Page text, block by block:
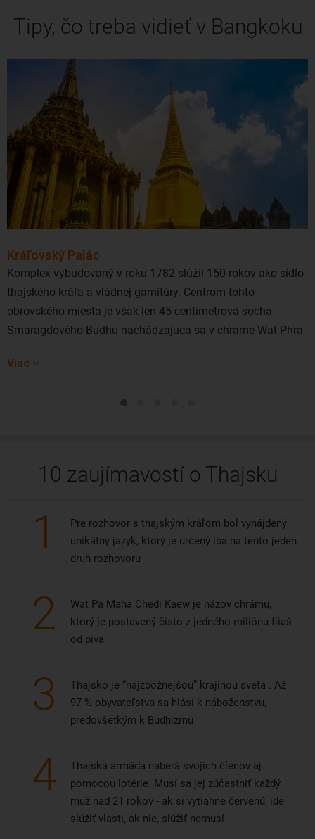
Tipy, čo treba vidieť v Bangkoku
Kráľovský Palác
Komplex vybudovaný v roku 1782 slúžil 150 rokov ako sídlo
thajského kráľa a vládnej garnitúry. Centrom tohto
obrovského miesta je však len 45 centimetrová socha
Smaragdového Budhu nachádzajúca sa v chráme Wat Phra
Kaew. Socha je najposvätnejším náboženským objektom
v celom Thajsku.
Viac
10 zaujímavostí o Thajsku
1
Pre rozhovor s thajským kráľom bol vynájdený
unikátny jazyk, ktorý je určený iba na tento jeden
druh rozhovoru
2
Wat Pa Maha Chedi Kaew je názov chrámu,
ktorý je postavený čisto z jedného miliónu fliaš
od piva
3
Thajsko je “najzbožnejšou” krajinou sveta . Až
97 % obyvateľstva sa hlási k náboženstvu,
predovšetkým k Budhizmu
4
Thajská armáda naberá svojich členov aj
pomocou lotérie. Musí sa jej zúčastniť každý
muž nad 21 rokov - ak si vytiahne červenú, ide
slúžiť vlasti, ak nie, slúžiť nemusí